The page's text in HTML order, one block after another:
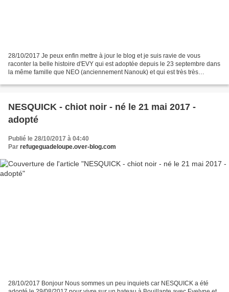
28/10/2017 Je peux enfin mettre à jour le blog et je suis ravie de vous
raconter la belle histoire d'EVY qui est adoptée depuis le 23 septembre dans
la même famille que NEO (anciennement Nanouk) et qui est très très
NESQUICK - chiot noir - né le 21 mai 2017 -
adopté
Publié le 28/10/2017 à 04:40
Par refugeguadeloupe.over-blog.com
28/10/2017 Bonjour Nous sommes un peu inquiets car NESQUICK a été